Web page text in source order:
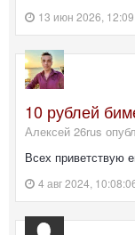
13 июн 2026,
10 рублей
Алексей 26rus
Всех приветствую
4 авг 2024,